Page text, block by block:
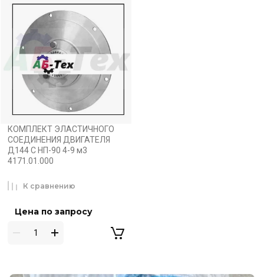
КОМПЛЕКТ ЭЛАСТИЧНОГО
СОЕДИНЕНИЯ ДВИГАТЕЛЯ
Д144 С НП-90 4-9 м3
4171.01.000
Цена по запросу
К сравнению